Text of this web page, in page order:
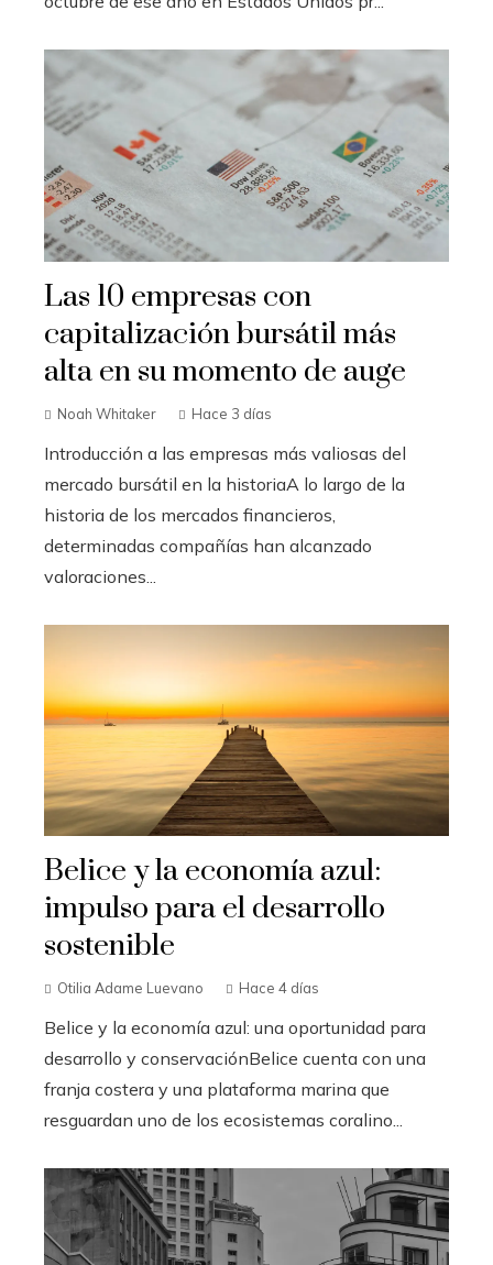
Las 10 empresas con
capitalización bursátil más
alta en su momento de auge
Noah Whitaker Hace 3 días
Introducción a las empresas más valiosas del
mercado bursátil en la historiaA lo largo de la
historia de los mercados financieros,
determinadas compañías han alcanzado
valoraciones...
Belice y la economía azul:
impulso para el desarrollo
sostenible
Otilia Adame Luevano Hace 4 días
Belice y la economía azul: una oportunidad para
desarrollo y conservaciónBelice cuenta con una
franja costera y una plataforma marina que
resguardan uno de los ecosistemas coralino...